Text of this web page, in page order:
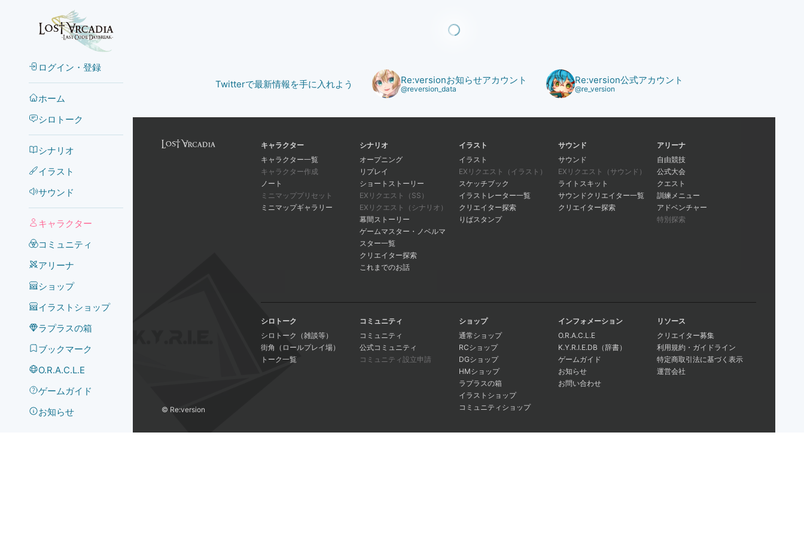
ログイン・登録
ホーム
シロトーク
シナリオ
イラスト
サウンド
キャラクター
コミュニティ
アリーナ
ショップ
イラストショップ
ラプラスの箱
ブックマーク
O.R.A.C.L.E
ゲームガイド
お知らせ
Twitterで最新情報を手に入れよう Re:versionお知らせアカウント
@reversion_data
Re:version公式アカウント
@re_version
キャラクター
キャラクター一覧
キャラクター作成
ノート
ミニマッププリセット
ミニマップギャラリー
シナリオ
オープニング
リプレイ
ショートストーリー
EXリクエスト（SS）
EXリクエスト（シナリオ）
幕間ストーリー
ゲームマスター・ノベルマ
スター一覧
クリエイター探索
これまでのお話
イラスト
イラスト
EXリクエスト（イラスト）
スケッチブック
イラストレーター一覧
クリエイター探索
りばスタンプ
サウンド
サウンド
EXリクエスト（サウンド）
ライトスキット
サウンドクリエイター一覧
クリエイター探索
アリーナ
自由競技
公式大会
クエスト
訓練メニュー
アドベンチャー
特別探索
©️ Re:version
シロトーク
シロトーク（雑談等）
街角（ロールプレイ場）
トーク一覧
コミュニティ
コミュニティ
公式コミュニティ
コミュニティ設立申請
ショップ
通常ショップ
RCショップ
DGショップ
HMショップ
ラプラスの箱
イラストショップ
コミュニティショップ
インフォメーション
O.R.A.C.L.E
K.Y.R.I.E.DB（辞書）
ゲームガイド
お知らせ
お問い合わせ
リソース
クリエイター募集
利用規約・ガイドライン
特定商取引法に基づく表示
運営会社